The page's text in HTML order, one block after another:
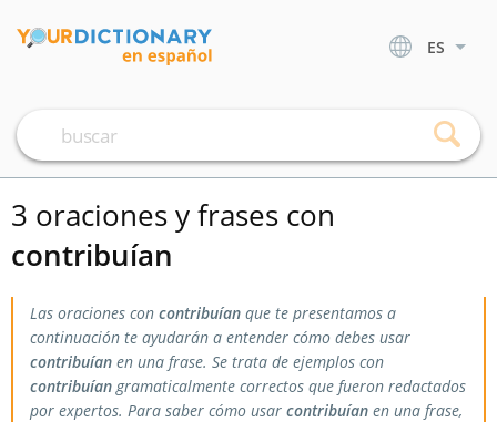
ES
3 oraciones y frases con
contribuían
Las oraciones con contribuían que te presentamos a
continuación te ayudarán a entender cómo debes usar
contribuían en una frase. Se trata de ejemplos con
contribuíangramaticalmente correctos que fueron redactados
por expertos. Para saber cómo usar contribuían en una frase,